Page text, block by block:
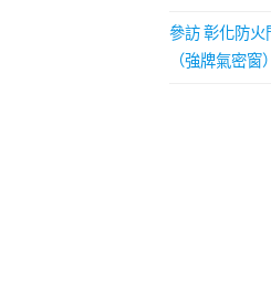
參訪 彰化防火
（強牌氣密窗）